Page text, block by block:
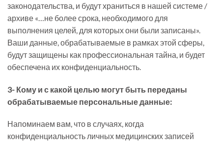
законодательства, и будут храниться в нашей системе /
архиве «…не более срока, необходимого для
выполнения целей, для которых они были записаны».
Ваши данные, обрабатываемые в рамках этой сферы,
будут защищены как профессиональная тайна, и будет
обеспечена их конфиденциальность.
3- Кому и с какой целью могут быть переданы
обрабатываемые персональные данные:
Напоминаем вам, что в случаях, когда
конфиденциальность личных медицинских записей